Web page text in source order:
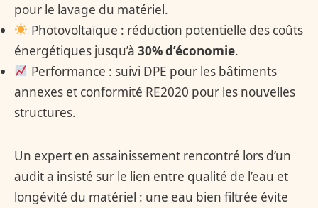
pour le lavage du matériel.
Photovoltaïque : réduction potentielle des coûts
énergétiques jusqu’à 30% d’économie.
Performance : suivi DPE pour les bâtiments
annexes et conformité RE2020 pour les nouvelles
structures.
Un expert en assainissement rencontré lors d’un
audit a insisté sur le lien entre qualité de l’eau et
longévité du matériel : une eau bien filtrée évite